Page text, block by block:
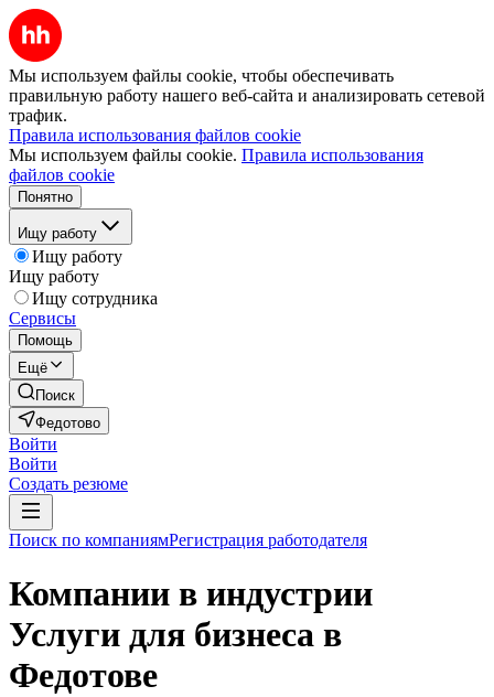
Мы используем файлы cookie, чтобы обеспечивать
правильную работу нашего веб-сайта и анализировать сетевой
трафик.
Правила использования файлов cookie
Мы используем файлы cookie. Правила использования
файлов cookie
Понятно
Ищу работу
Ищу работу
Ищу работу
Ищу сотрудника
Сервисы
Помощь
Ещё
Поиск
Федотово
Войти
Войти
Создать резюме
Поиск по компаниямРегистрация работодателя
Компании в индустрии
Услуги для бизнеса в
Федотове